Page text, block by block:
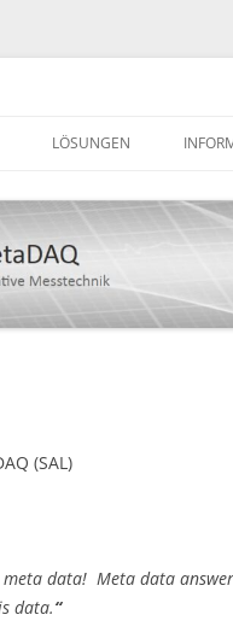
LÖSUNGEN
(SAL)
data! Meta data
data.“